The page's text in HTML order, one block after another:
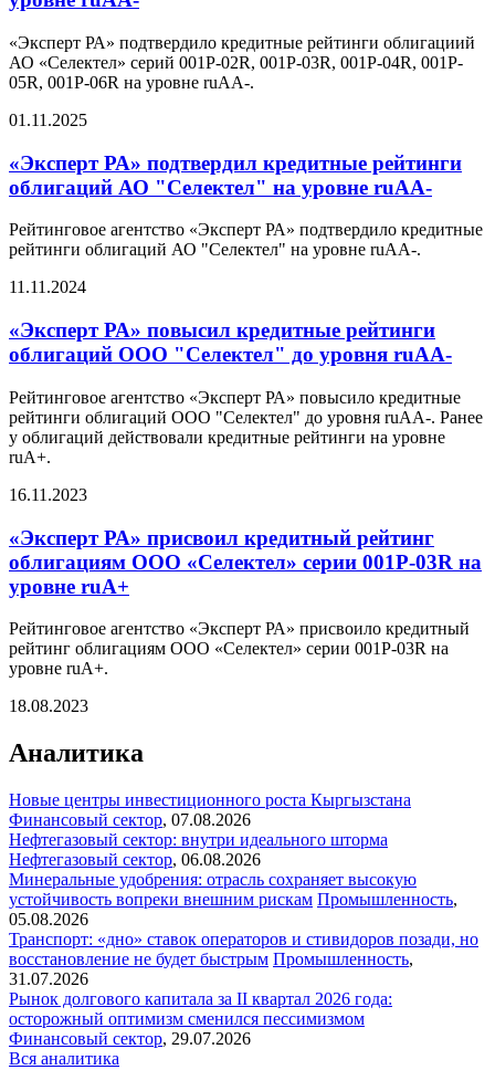
«Эксперт РА» подтвердило кредитные рейтинги облигациий
АО «Селектел» серий 001Р-02R, 001Р-03R, 001Р-04R, 001P-
05R, 001Р-06R на уровне ruAA-.
01.11.2025
«Эксперт РА» подтвердил кредитные рейтинги
облигаций АО "Селектел" на уровне ruAA-
Рейтинговое агентство «Эксперт РА» подтвердило кредитные
рейтинги облигаций АО "Селектел" на уровне ruAA-.
11.11.2024
«Эксперт РА» повысил кредитные рейтинги
облигаций ООО "Селектел" до уровня ruAA-
Рейтинговое агентство «Эксперт РА» повысило кредитные
рейтинги облигаций ООО "Селектел" до уровня ruAA-. Ранее
у облигаций действовали кредитные рейтинги на уровне
ruA+.
16.11.2023
«Эксперт РА» присвоил кредитный рейтинг
облигациям ООО «Селектел» серии 001Р-03R на
уровне ruA+
Рейтинговое агентство «Эксперт РА» присвоило кредитный
рейтинг облигациям ООО «Селектел» серии 001Р-03R на
уровне ruA+.
18.08.2023
Аналитика
Новые центры инвестиционного роста Кыргызстана
Финансовый сектор, 07.08.2026
Нефтегазовый сектор: внутри идеального шторма
Нефтегазовый сектор, 06.08.2026
Минеральные удобрения: отрасль сохраняет высокую
устойчивость вопреки внешним рискам Промышленность,
05.08.2026
Транспорт: «дно» ставок операторов и стивидоров позади, но
восстановление не будет быстрым Промышленность,
31.07.2026
Рынок долгового капитала за II квартал 2026 года:
осторожный оптимизм сменился пессимизмом
Финансовый сектор, 29.07.2026
Вся аналитика